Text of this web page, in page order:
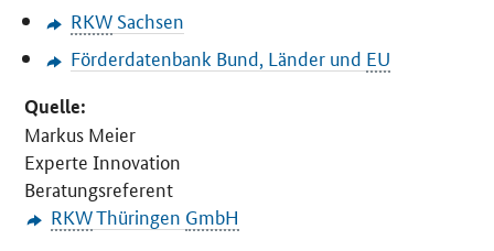
RKWSachsen
Förderdatenbank Bund, Länder und EU
Quelle:
Markus Meier
Experte Innovation
Beratungsreferent
RKWThüringen GmbH